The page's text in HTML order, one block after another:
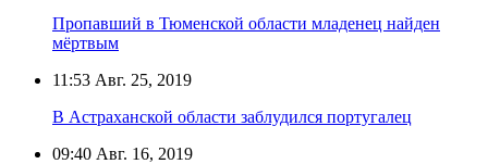
Пропавший в Тюменской области младенец найден
мёртвым
11:53 Авг. 25, 2019
В Астраханской области заблудился португалец
09:40 Авг. 16, 2019